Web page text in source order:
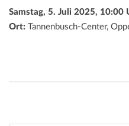
Samstag, 5. Juli 2025, 10:00
Ort: Tannenbusch-Center,